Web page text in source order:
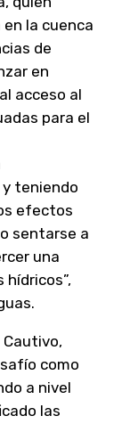
la cuenca
de
en
acceso al
para el
teniendo
efectos
sentarse a
una
Cautivo,
como
a nivel
las